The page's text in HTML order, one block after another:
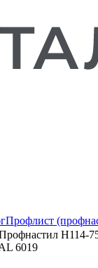
Профлист
Н114-
6019